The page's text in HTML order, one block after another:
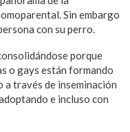
Sin embargo
con su perro.
porque
o gays están formando
a través de inseminación
e incluso con